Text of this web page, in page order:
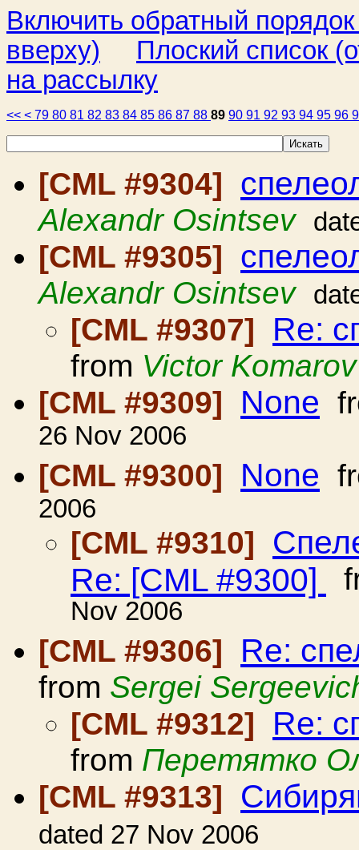
Включить обратный
вверху)
Плоский список
на рассылку
<< < 79 80 81 82 83 84 85 86 87 88 89 90 91 92 93 94 95 96
[CML #9304]
Alexandr Osintsev
[CML #9305]
Alexandr Osintsev
[CML #9307] Re:
from Victor Komarov
[CML #9309]
None
26 Nov 2006
[CML #9300]
None
2006
[CML #9310]
Re: [CML #9300]
Nov 2006
[CML #9306]
Re:
from Sergei
[CML #9312]
Re:
from Перетятко
[CML #9313]
dated 27 Nov 2006